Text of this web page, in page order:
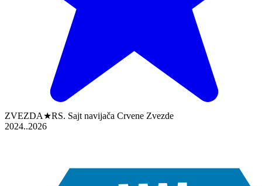
ZVEZDA★RS. Sajt navijača Crvene Zvezde
2024..2026